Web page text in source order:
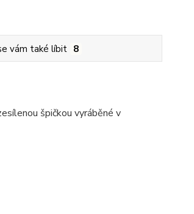
vám také líbit 8
špičkou vyráběné v